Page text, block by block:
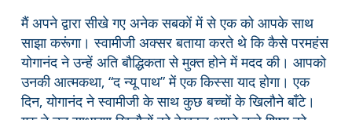
मैं अपने द्वारा सीखे गए अनेक सबकों में से एक को आपके साथ
साझा करूंगा। स्वामीजी अक्सर बताया करते थे कि कैसे परमहंस
योगानंद ने उन्हें अति बौद्धिकता से मुक्त होने में मदद की। आपको
उनकी आत्मकथा, “द न्यू पाथ” में एक किस्सा याद होगा। एक
दिन, योगानंद ने स्वामीजी के साथ कुछ बच्चों के खिलौने बाँटे।